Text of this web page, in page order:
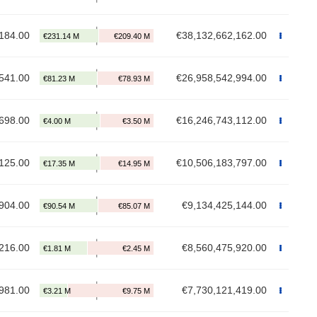
€38,132,662,162.00
€26,958,542,994.00
€16,246,743,112.00
€10,506,183,797.00
€9,134,425,144.00
€8,560,475,920.00
€7,730,121,419.00